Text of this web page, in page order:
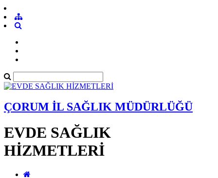
ÇORUM İL SAĞLIK MÜDÜRLÜĞÜ
EVDE SAĞLIK
HİZMETLERİ